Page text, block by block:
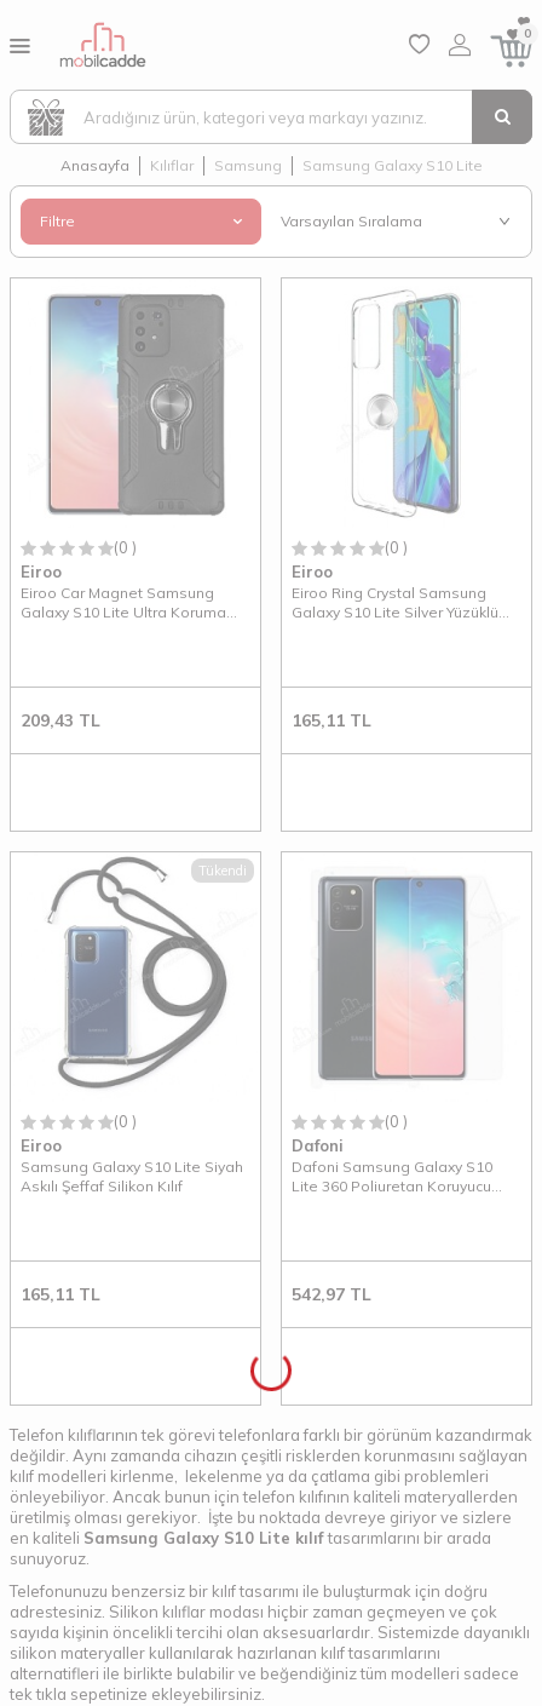
0
Anasayfa Kılıflar Samsung Samsung Galaxy S10 Lite
Filtre
(0 )
Eiroo
Eiroo Car Magnet Samsung
Galaxy S10 Lite Ultra Koruma
209,43 TL
(0 )
Eiroo
Eiroo Ring Crystal Samsung
Galaxy S10 Lite Silver Yüzüklü
165,11 TL
Tükendi
(0 )
Eiroo
Samsung Galaxy S10 Lite Siyah
Askılı Şeffaf Silikon Kılıf
165,11 TL
(0 )
Dafoni
Dafoni Samsung Galaxy S10
Lite 360 Poliuretan Koruyucu
542,97 TL
Telefon kılıflarının tek görevi telefonlara farklı bir görünüm kazandırmak
değildir. Aynı zamanda cihazın çeşitli risklerden korunmasını sağlayan
kılıf modelleri kirlenme, lekelenme ya da çatlama gibi problemleri
önleyebiliyor. Ancak bunun için telefon kılıfının kaliteli materyallerden
üretilmiş olması gerekiyor. İşte bu noktada devreye giriyor ve sizlere
en kaliteli Samsung Galaxy S10 Lite kılıftasarımlarını bir arada
sunuyoruz.
Telefonunuzu benzersiz bir kılıf tasarımı ile buluşturmak için doğru
adrestesiniz. Silikon kılıflar modası hiçbir zaman geçmeyen ve çok
sayıda kişinin öncelikli tercihi olan aksesuarlardır. Sistemizde dayanıklı
silikon materyaller kullanılarak hazırlanan kılıf tasarımlarını
alternatifleri ile birlikte bulabilir ve beğendiğiniz tüm modelleri sadece
tek tıkla sepetinize ekleyebilirsiniz.